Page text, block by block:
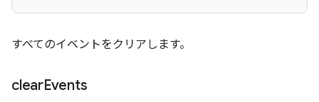
すべてのイベントをクリアします。
clearEvents